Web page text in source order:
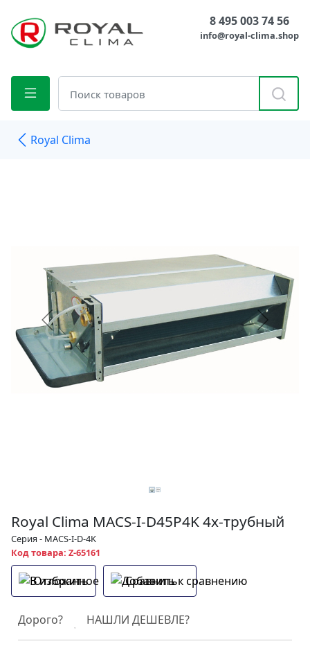
8 495 003 74 56
info@royal-clima.shop
Royal Clima
Royal Clima MACS-I-D45P4K 4х-трубный
Серия - MACS-I-D-4K
Код товара: Z-65161
Отложить Сравнить
Дорого? НАШЛИ ДЕШЕВЛЕ?